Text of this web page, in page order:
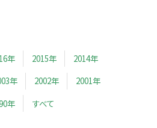
年 2015年
2014年
年 2002年
2001年
年 すべて